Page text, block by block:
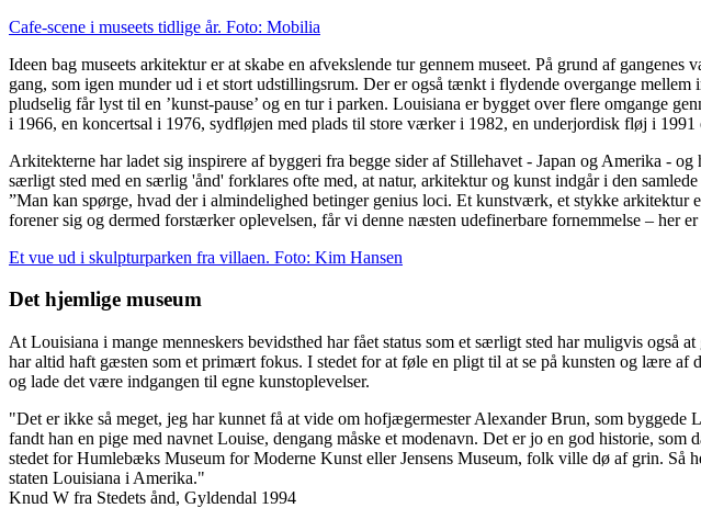
Cafe-scene i museets tidlige år. Foto: Mobilia
Ideen bag museets arkitektur er at skabe en afvekslende tur gennem museet. På grund af
gang, som igen munder ud i et stort udstillingsrum. Der er også tænkt i flydende overgange
pludselig får lyst til en ’kunst-pause’ og en tur i parken. Louisiana er bygget over flere omgange
i 1966, en koncertsal i 1976, sydfløjen med plads til store værker i 1982, en underjordisk fløj i 1991
Arkitekterne har ladet sig inspirere af byggeri fra begge sider af Stillehavet - Japan og Amerika -
særligt sted med en særlig 'ånd' forklares ofte med, at natur, arkitektur og kunst indgår i den
”Man kan spørge, hvad der i almindelighed betinger genius loci. Et kunstværk, et stykke
forener sig og dermed forstærker oplevelsen, får vi denne næsten udefinerbare fornemmelse – her
Et vue ud i skulpturparken fra villaen. Foto: Kim Hansen
Det hjemlige museum
At Louisiana i mange menneskers bevidsthed har fået status som et særligt sted har muligvis også
har altid haft gæsten som et primært fokus. I stedet for at føle en pligt til at se på kunsten og lære af
og lade det være indgangen til egne kunstoplevelser.
"Det er ikke så meget, jeg har kunnet få at vide om hofjægermester Alexander Brun, som
fandt han en pige med navnet Louise, dengang måske et modenavn. Det er jo en god historie,
stedet for Humlebæks Museum for Moderne Kunst eller Jensens Museum, folk ville dø af grin. Så
staten Louisiana i Amerika."
Knud W fra Stedets ånd, Gyldendal 1994